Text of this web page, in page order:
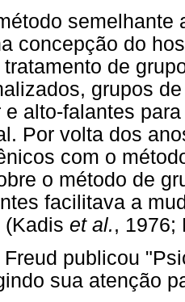
semelhante
concepção do
de
grupos
e alto-falantes
Por volta dos
com o
o método de
facilitava a
(Kadis et al., 1976;
Freud publicou
sua atenção